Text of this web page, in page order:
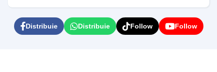
Distribuie Distribuie Follow Follow